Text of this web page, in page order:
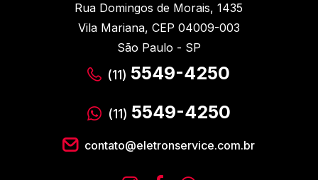
Rua Domingos de Morais, 1435
Vila Mariana, CEP 04009-003
São Paulo - SP
(11) 5549-4250
(11) 5549-4250
contato@eletronservice.com.br